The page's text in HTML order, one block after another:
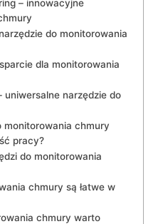
– innowacyjne
do ​monitorowania
dla monitorowania
narzędzie do
monitorowania chmury
pracy?
‍do monitorowania
chmury są⁢ łatwe w
chmury⁢ warto